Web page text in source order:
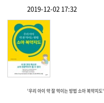
2019-12-02 17:32
'우리 아이 약 잘 먹이는 방법 소아 복약지도'